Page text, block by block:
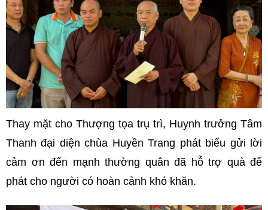
Thay mặt cho Thượng tọa trụ trì, Huynh trưởng Tâm
Thanh đại diện chùa Huyền Trang phát biểu gửi lời
cảm ơn đến mạnh thường quân đã hỗ trợ quà để
phát cho người có hoàn cảnh khó khăn.